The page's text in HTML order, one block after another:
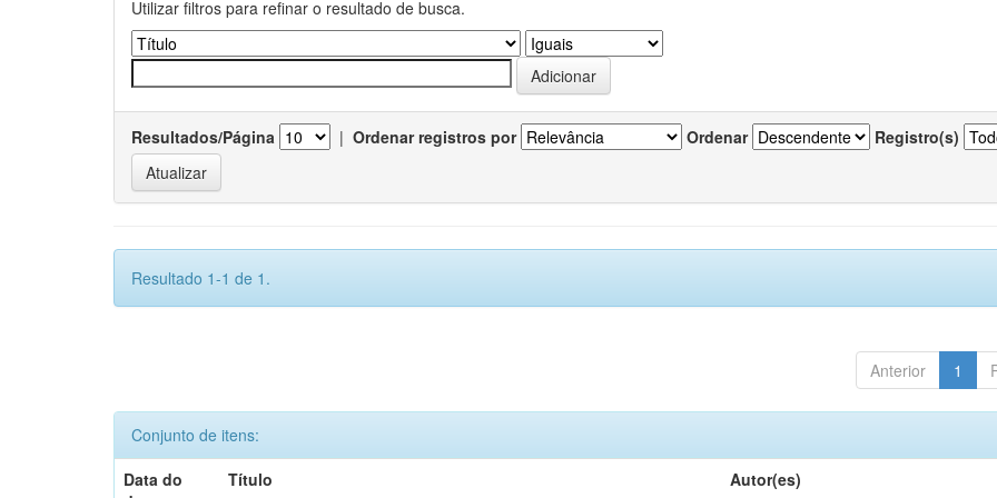
Utilizar filtros para refinar o resultado de busca.
Resultados/Página | Ordenar registros por Ordenar Registro(s)
Resultado 1-1 de 1.
Anterior 1
Conjunto de itens:
Data do
Título Autor(es)